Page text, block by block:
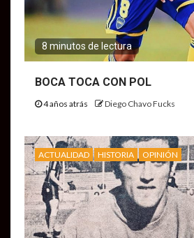
8 minutos de lectura
BOCA TOCA CON POL
4 años atrás Diego Chavo Fucks
ACTUALIDAD HISTORIA OPINIÓN